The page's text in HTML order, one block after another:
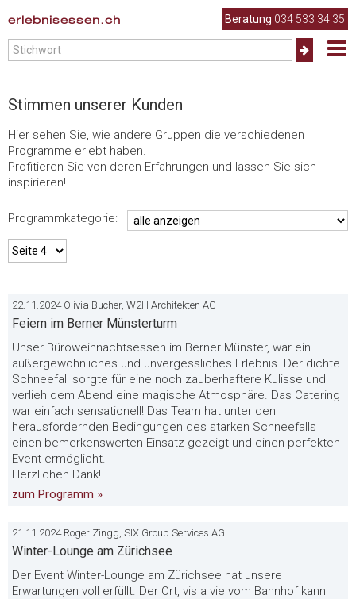
erlebnisessen.ch
Beratung 034 533 34 35
Stimmen unserer Kunden
Hier sehen Sie, wie andere Gruppen die verschiedenen
Programme erlebt haben.
Profitieren Sie von deren Erfahrungen und lassen Sie sich
inspirieren!
Programmkategorie:
22.11.2024 Olivia Bucher, W2H Architekten AG
Feiern im Berner Münsterturm
Unser Büroweihnachtsessen im Berner Münster, war ein
außergewöhnliches und unvergessliches Erlebnis. Der dichte
Schneefall sorgte für eine noch zauberhaftere Kulisse und
verlieh dem Abend eine magische Atmosphäre. Das Catering
war einfach sensationell! Das Team hat unter den
herausfordernden Bedingungen des starken Schneefalls
einen bemerkenswerten Einsatz gezeigt und einen perfekten
Event ermöglicht.
Herzlichen Dank!
zum Programm »
21.11.2024 Roger Zingg, SIX Group Services AG
Winter-Lounge am Zürichsee
Der Event Winter-Lounge am Zürichsee hat unsere
Erwartungen voll erfüllt. Der Ort, vis a vie vom Bahnhof kann